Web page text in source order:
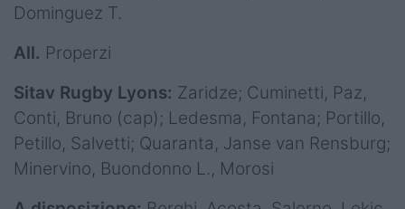
Dominguez T.
All. Properzi
Sitav Rugby Lyons: Zaridze; Cuminetti, Paz,
Conti, Bruno (cap); Ledesma, Fontana; Portillo,
Petillo, Salvetti; Quaranta, Janse van Rensburg;
Minervino, Buondonno L., Morosi